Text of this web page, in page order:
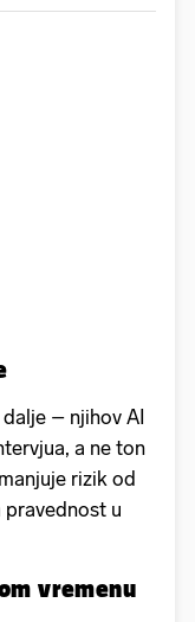
– njihov AI
a ne ton
rizik od
pravednost u
vremenu